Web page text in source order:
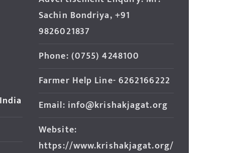
Sachin Bondriya, +91
9826021837
Phone: (0755) 4248100
Farmer Help Line- 6262166222
Email: info@krishakjagat.org
Website:
https://www.krishakjagat.org/